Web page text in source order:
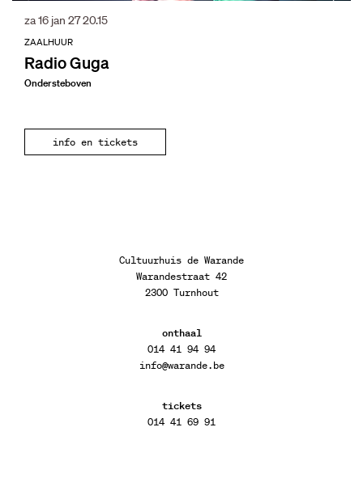
Radio Guga
Ondersteboven
ZAALHUUR
za 16 jan 2720.15
info en tickets
Cultuurhuis de Warande
Warandestraat 42
2300 Turnhout
onthaal
014 41 94 94
info@warande.be
tickets
014 41 69 91